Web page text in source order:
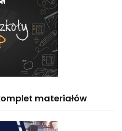
materiałów